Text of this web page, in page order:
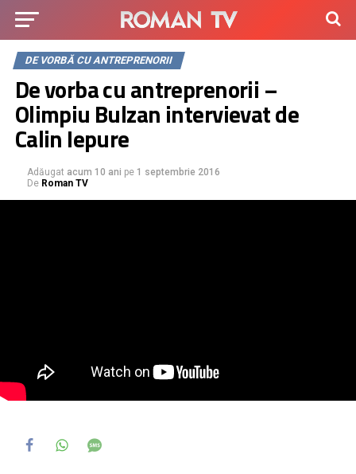
DE VORBĂ CU ANTREPRENORII
De vorba cu antreprenorii –
Olimpiu Bulzan intervievat de
Calin Iepure
Adăugat acum 10 ani pe 1 septembrie 2016
De Roman TV